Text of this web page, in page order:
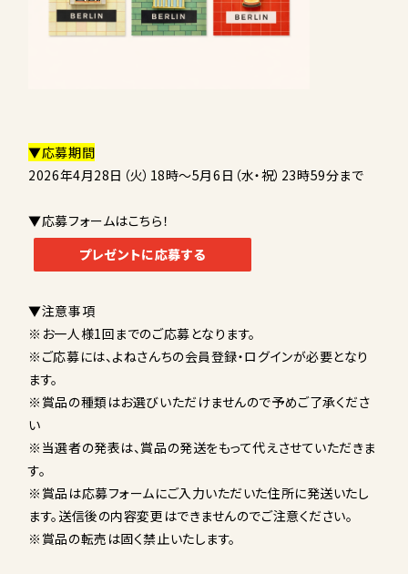
▼応募期間
2026年4月28日（火）18時～5月6日（水・祝）23時59分まで
▼応募フォームはこちら！
プレゼントに応募する
▼注意事項
※お一人様1回までのご応募となります。
※ご応募には、よねさんちの会員登録・ログインが必要となり
ます。
※賞品の種類はお選びいただけませんので予めご了承くださ
い
※当選者の発表は、賞品の発送をもって代えさせていただきま
す。
※賞品は応募フォームにご入力いただいた住所に発送いたし
ます。送信後の内容変更はできませんのでご注意ください。
※賞品の転売は固く禁止いたします。